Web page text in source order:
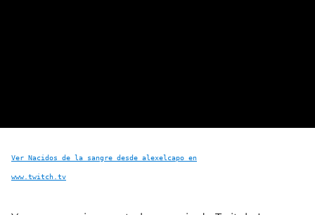
Ver Nacidos de la sangre desde alexelcapo en
www.twitch.tv